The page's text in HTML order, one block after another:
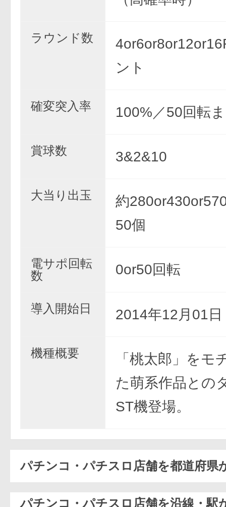
ラウンド数
ント
確変突入率 100%／50回転
賞球数 3&2&10
大当り出玉
約
50個
電サポ回転
数
0or50回転
導入開始日 2014年12月01日
機種概要
「桃太郎」をモ
た萌系作品との
ST機登場。
パチンコ・パチスロ店舗を都道府県
パチンコ・パチスロ店舗を沿線・駅